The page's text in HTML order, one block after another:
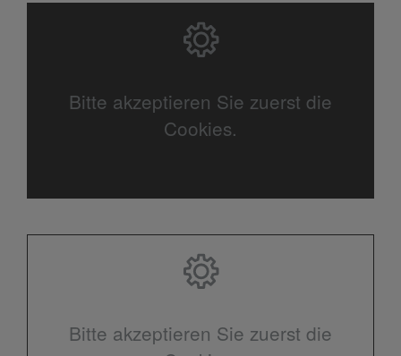
Bitte akzeptieren Sie zuerst die
Cookies.
Bitte akzeptieren Sie zuerst die